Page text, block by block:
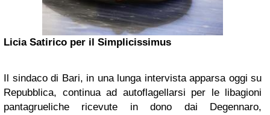
Licia Satirico per il Simplicissimus
Il sindaco di Bari, in una lunga intervista apparsa oggi su
Repubblica, continua ad autoflagellarsi per le libagioni
pantagrueliche ricevute in dono dai Degennaro,